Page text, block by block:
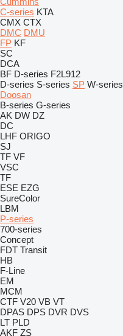
C-series KTA
CMX CTX
DMC DMU
FP KF
SC
DCA
BF D-series F2L912
D-series S-series SP W-series
Doosan
B-series G-series
AK DW DZ
DC
LHF ORIGO
SJ
TF VF
VSC
TF
ESE EZG
SureColor
LBM
P-series
700-series
Concept
FDT Transit
HB
F-Line
EM
MCM
CTF V20 VB VT
DPAS DPS DVR DVS
LT PLD
AKF ZS